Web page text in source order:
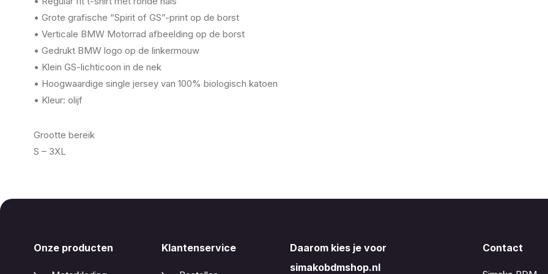
• Grote grafische “Spirit of GS”-print op de borst
• Verticale BMW Motorrad afbeelding op de borst
• Gedrukt BMW logo op de linkermouw
• Klein GS-lichticoon in de nek
• Hoogwaardige single jersey van 100% biologisch katoen
• Kleur: olijf
Grootte bereik
S – 3XL
Onze producten Klantenservice
Daarom kies je voor
simakobdmshop.nl
Contact